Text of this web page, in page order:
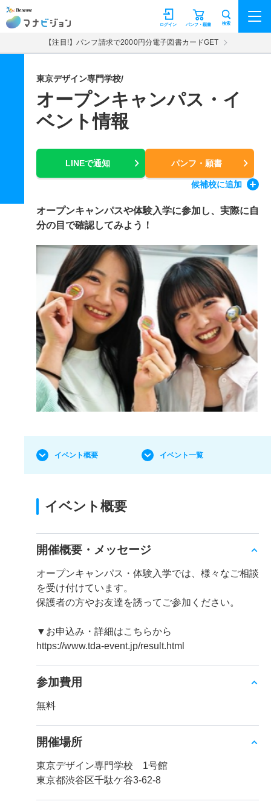
マナビジョン パンフ・願書
ログイン 検索
【注目!】パンフ請求で2000円分電子図書カードGET
東京デザイン専門学校/
オープンキャンパス・イ
ベント情報
LINEで通知 パンフ・願書
候補校に追加
オープンキャンパスや体験入学に参加し、実際に自
分の目で確認してみよう！
イベント概要 イベント一覧
イベント概要
開催概要・メッセージ
オープンキャンパス・体験入学では、様々なご相談
を受け付けています。
保護者の方やお友達を誘ってご参加ください。
▼お申込み・詳細はこちらから
https://www.tda-event.jp/result.html
参加費用
無料
開催場所
東京デザイン専門学校 1号館
東京都渋谷区千駄ケ谷3-62-8